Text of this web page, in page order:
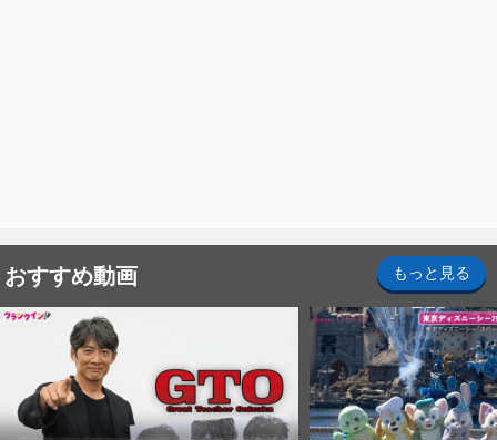
おすすめ動画 もっと見る